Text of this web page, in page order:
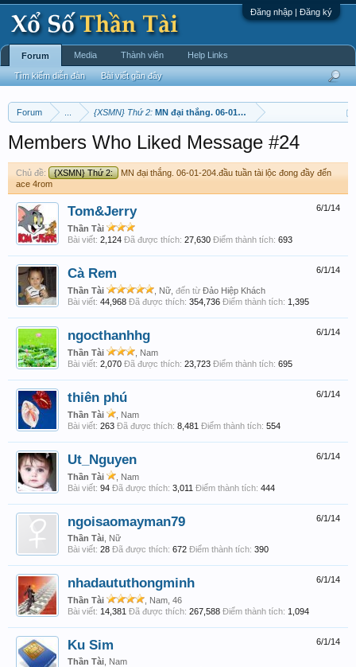
Đăng nhập | Đăng ký
Forum {XSMN} Thứ 2: MN đại thắng. 06-01-204.đầu tuần tài lộc đong
Members Who Liked Message #24
Chủ đề: {XSMN} Thứ 2:
MN đại thắng. 06-01-204.đầu tuần tài lộc đong đầy đến
ace 4rom
6/1/14
Tom&Jerry
Thần Tài
Bài viết: 2,124 Đã được thích: 27,630 Điểm thành tích: 693
6/1/14
Cà Rem
Thần Tài , Nữ, đến từ Đảo Hiệp Khách
Bài viết: 44,968 Đã được thích: 354,736 Điểm thành tích: 1,395
6/1/14
ngocthanhhg
Thần Tài
, Nam
Bài viết: 2,070 Đã được thích: 23,723 Điểm thành tích: 695
6/1/14
thiên phú
Thần Tài
, Nam
Bài viết: 263 Đã được thích: 8,481 Điểm thành tích: 554
6/1/14
Ut_Nguyen
Thần Tài
, Nam
Bài viết: 94 Đã được thích: 3,011 Điểm thành tích: 444
6/1/14
ngoisaomayman79
Thần Tài , Nữ
Bài viết: 28 Đã được thích: 672 Điểm thành tích: 390
6/1/14
nhadaututhongminh
Thần Tài
, Nam, 46
Bài viết: 14,381 Đã được thích: 267,588 Điểm thành tích: 1,094
6/1/14
Ku Sim
Thần Tài , Nam
Forum
Tìm kiếm diễn đàn Bài viết gần đây
Media Thành viên Help Links